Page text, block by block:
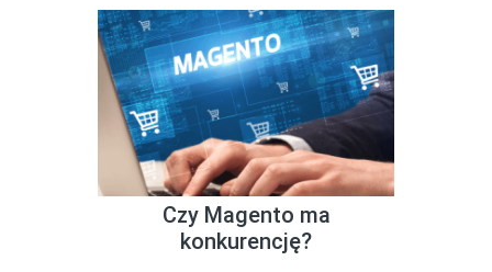
Czy Magento ma
konkurencję?